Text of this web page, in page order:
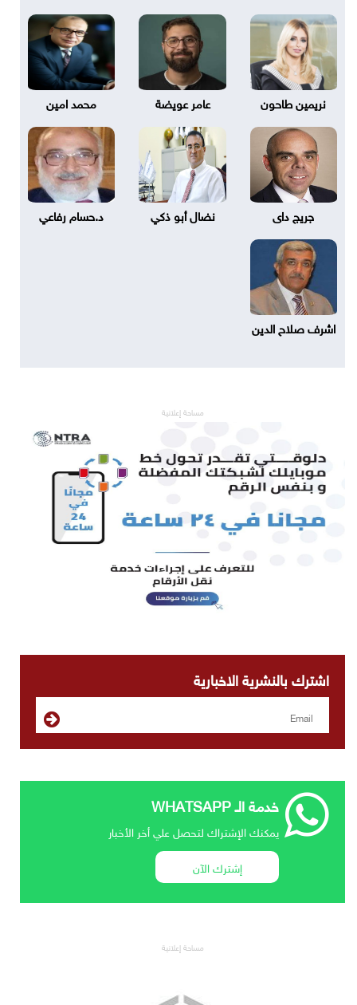
نريمين طاحون عامر عويضة محمد امين
جريج داى نضال أبو ذكي د.حسام رفاعي
اشرف صلاح الدين
مساحة إعلانية
اشترك بالنشرية الاخبارية
خدمة الـ WHATSAPP
يمكنك الإشتراك لتحصل علي أخر الأخبار
إشترك الآن
مساحة إعلانية